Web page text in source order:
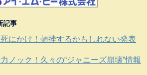
記事
にかけ！頓挫するかもしれない発表
ノック！久々の“ジャニーズ崩壊”情報